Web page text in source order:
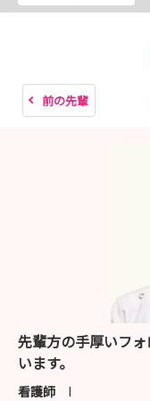
ぜひキャリア見学
前の先輩
先輩方の手厚いフ
います。
看護師 I